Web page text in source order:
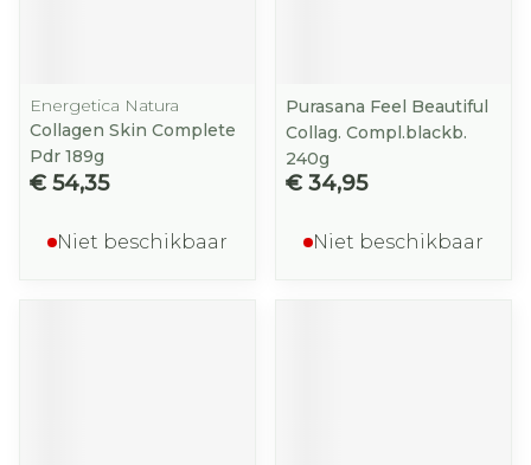
Energetica Natura
Collagen Skin Complete
Pdr 189g
€ 54,35
Niet beschikbaar
Purasana Feel Beautiful
Collag. Compl.blackb.
240g
€ 34,95
Niet beschikbaar